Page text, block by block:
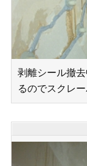
剥離シール撤
るのでスクレ